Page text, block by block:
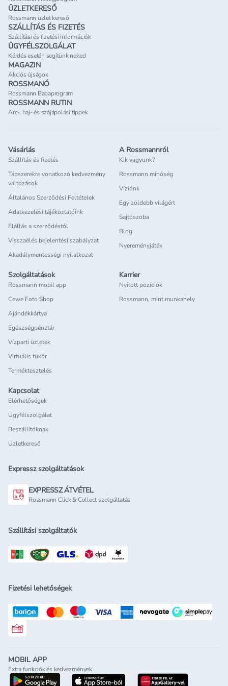
ÜZLETKERESŐ
Rossmann üzlet kereső
SZÁLLÍTÁS ÉS FIZETÉS
Szállítási és fizetési információk
ÜGYFÉLSZOLGÁLAT
Kérdés esetén segítünk neked
MAGAZIN
Akciós újságok
ROSSMANÓ
Rossmann Babaprogram
ROSSMANN RUTIN
Arc-, haj- és szájápolási tippek
Vásárlás
Szállítás és fizetés
Tápszerekre vonatkozó kedvezmény
változások
Általános Szerződési Feltételek
Adatkezelési tájékoztatóink
Elállás a szerződéstől
Visszaélés bejelentési szabályzat
Akadálymentességi nyilatkozat
A Rossmannról
Kik vagyunk?
Rossmann minőség
Víziónk
Egy zöldebb világért
Sajtószoba
Blog
Nyereményjáték
Szolgáltatások
Rossmann mobil app
Cewe Foto Shop
Ajándékkártya
Egészségpénztár
Vízparti üzletek
Virtuális tükör
Terméktesztelés
Karrier
Nyitott pozíciók
Rossmann, mint munkahely
Kapcsolat
Elérhetőségek
Ügyfélszolgálat
Beszállítóknak
Üzletkereső
Expressz szolgáltatások
EXPRESSZ ÁTVÉTEL
Rossmann Click & Collect szolgáltatás
Szállítási szolgáltatók
Fizetési lehetőségek
Rossmann ajándékkártya
MOBIL APP
Extra funkciók és kedvezmények
letöltés a google-play-rölletöltés az app-store-ból
letöltés